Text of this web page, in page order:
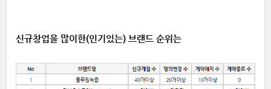
신규창업을 많이한(인기있는) 브랜드 순위는